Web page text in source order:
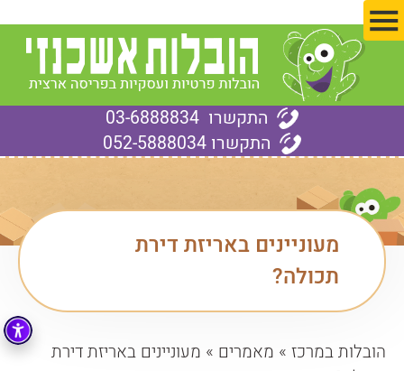
ד
התקשרו 03-6888834
התקשרו 052-5888034
מעוניינים באריזת דירת
תכולה?
הובלות במרכז » מאמרים » מעוניינים באריזת דירת